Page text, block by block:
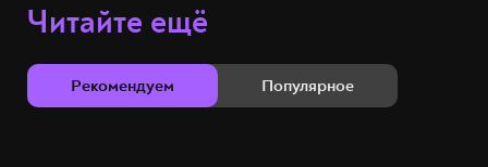
Читайте ещё
Рекомендуем Популярное